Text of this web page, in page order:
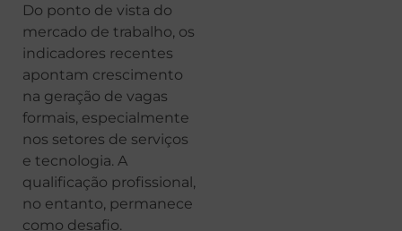
Do ponto de vista do
mercado de trabalho, os
indicadores recentes
apontam crescimento
na geração de vagas
formais, especialmente
nos setores de serviços
e tecnologia. A
qualificação profissional,
no entanto, permanece
como desafio.